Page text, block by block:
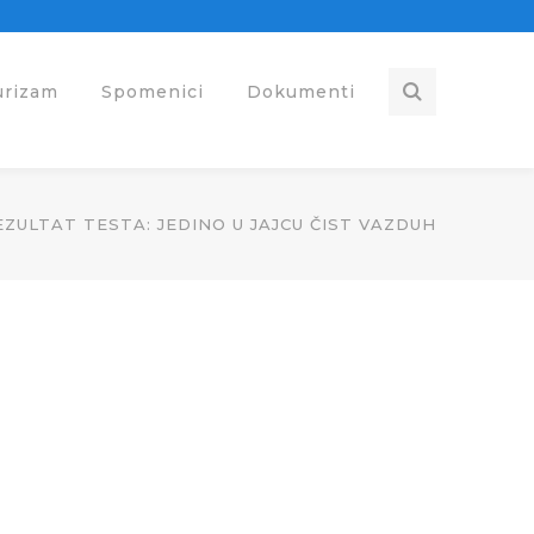
Spomenici Dokumenti
TESTA: JEDINO U JAJCU ČIST VAZDUH